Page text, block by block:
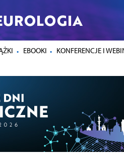
EBOOKI KONFERENCJE I